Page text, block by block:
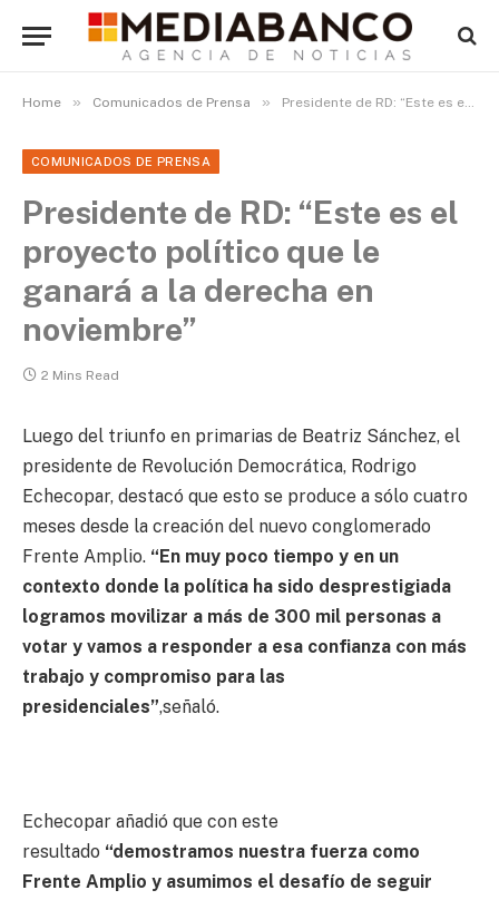
Home » Comunicados de Prensa » Presidente de RD: “Este es el proyecto político que le ganará a la derecha en noviembre”
COMUNICADOS DE PRENSA
Presidente de RD: “Este es el
proyecto político que le
ganará a la derecha en
noviembre”
2 Mins Read
Luego del triunfo en primarias de Beatriz Sánchez, el
presidente de Revolución Democrática, Rodrigo
Echecopar, destacó que esto se produce a sólo cuatro
meses desde la creación del nuevo conglomerado
Frente Amplio. “En muy poco tiempo y en un
contexto donde la política ha sido desprestigiada
logramos movilizar a más de 300 mil personas a
votar y vamos a responder a esa confianza con más
trabajo y compromiso para las
presidenciales”,señaló.
Echecopar añadió que con este
resultado “demostramos nuestra fuerza como
Frente Amplio y asumimos el desafío de seguir